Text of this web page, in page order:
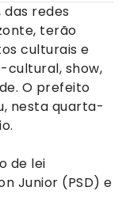
redes
terão
culturais e
show,
O prefeito
nesta quarta-
de lei
Junior (PSD) e